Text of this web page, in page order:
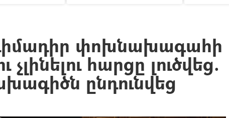
փոխնախագահի
չլինելու հարցը լուծվեց.
ընդունվեց